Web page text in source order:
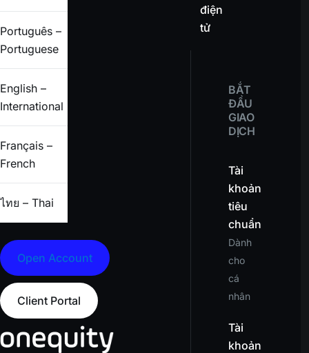
điện
tử
BẮT
ĐẦU
GIAO
DỊCH
Tài
khoản
tiêu
chuẩn
Dành
cho
cá
nhân
Tài
khoản
Português –
Portuguese
English –
International
Français –
French
ไทย – Thai
Open Account
Client Portal